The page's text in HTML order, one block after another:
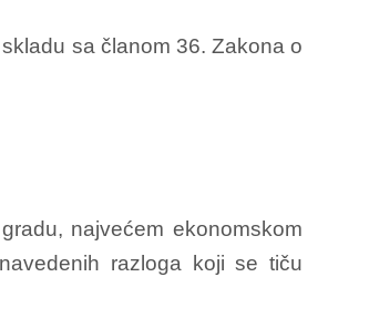
sa članom 36. Zakona o
najvećem ekonomskom
razloga koji se tiču